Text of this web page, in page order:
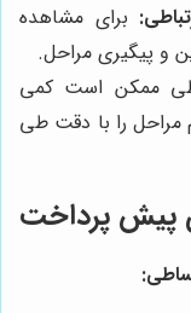
برای مشاهده
و پیگیری مراحل.
ممکن است کمی
مراحل را با دقت طی
پیش پرداخت